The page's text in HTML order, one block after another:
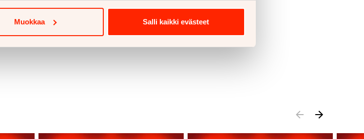
Muokkaa Salli kaikki evästeet